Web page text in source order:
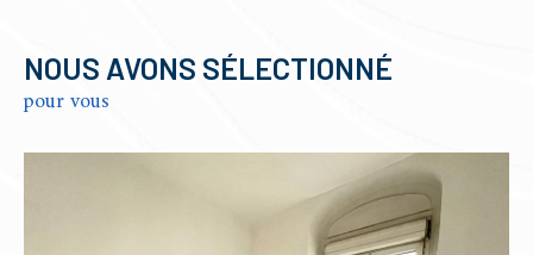
NOUS AVONS SÉLECTIONNÉ
pour vous